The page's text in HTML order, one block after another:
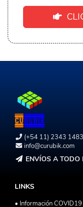
(+54 11) 2343 1483
info@curubik.com
ENVÍOS A TODO
LINKS
• Información COVID19